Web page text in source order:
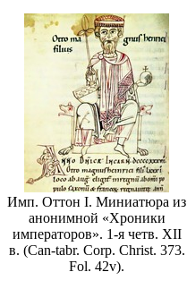
Имп. Оттон I. Миниатюра из
анонимной «Хроники
императоров». 1-я четв. XII
в. (Can-tabr. Corp. Christ. 373.
Fol. 42v).